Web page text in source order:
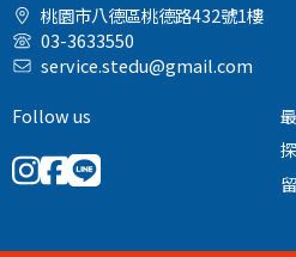
桃園市八德區桃德路432號1樓
03-3633550
service.stedu@gmail.com
Follow us